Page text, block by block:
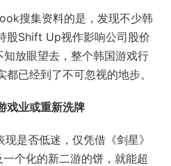
搜集资料的是，发现不少韩
股Shift Up视作影响公司股价
知放眼望去，整个韩国游戏行
已经到了不可忽视的地步。
戏业或重新洗牌
是否低迷，仅凭借《剑星》
个化的新二游的饼，就能超